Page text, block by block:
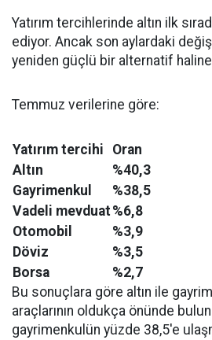
Yatırım tercihlerinde altın ilk
ediyor. Ancak son aylardaki
yeniden güçlü bir alternatif
Temmuz verilerine göre:
Yatırım tercihi
Oran
Altın
%40,3
Gayrimenkul
%38,5
Vadeli mevduat%6,8
Otomobil
%3,9
Döviz
%3,5
Borsa
%2,7
Bu sonuçlara göre altın ile
araçlarının oldukça önünde
gayrimenkulün yüzde 38,5'e